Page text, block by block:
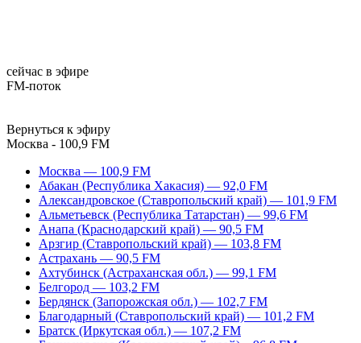
сейчас в эфире
FM-поток
Вернуться к эфиру
Москва - 100,9 FM
Москва — 100,9 FM
Абакан (Республика Хакасия) — 92,0 FM
Александровское (Ставропольский край) — 101,9 FM
Альметьевск (Республика Татарстан) — 99,6 FM
Анапа (Краснодарский край) — 90,5 FM
Арзгир (Ставропольский край) — 103,8 FM
Астрахань — 90,5 FM
Ахтубинск (Астраханская обл.) — 99,1 FM
Белгород — 103,2 FM
Бердянск (Запорожская обл.) — 102,7 FM
Благодарный (Ставропольский край) — 101,2 FM
Братск (Иркутская обл.) — 107,2 FM